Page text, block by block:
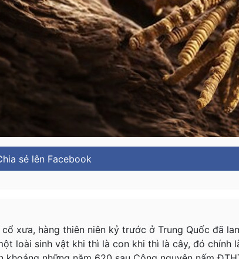
sẻ lên Facebook
xưa, hàng thiên niên kỷ trước ở Trung Quốc đã
loài sinh vật khi thì là con khi thì là cây, đó chính